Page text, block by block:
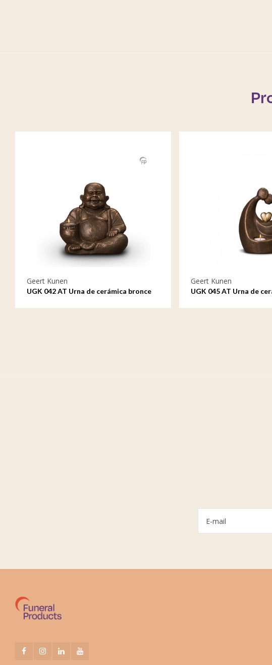
Geert Kunen
UGK 042 AT Urna de cerámica bronce
Geert Kunen
UGK 045 AT Urna de